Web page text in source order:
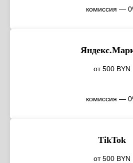
комиссия —
от 500 BYN
комиссия —
TikTok
от 500 BYN